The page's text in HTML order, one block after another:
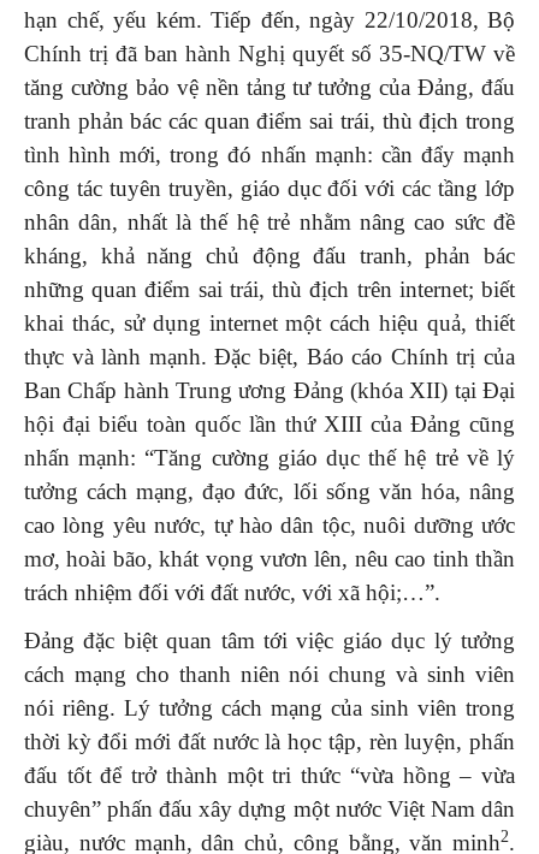
hạn chế, yếu kém. Tiếp đến, ngày 22/10/2018, Bộ
Chính trị đã ban hành Nghị quyết số 35-NQ/TW về
tăng cường bảo vệ nền tảng tư tưởng của Đảng, đấu
tranh phản bác các quan điểm sai trái, thù địch trong
tình hình mới, trong đó nhấn mạnh: cần đẩy mạnh
công tác tuyên truyền, giáo dục đối với các tầng lớp
nhân dân, nhất là thế hệ trẻ nhằm nâng cao sức đề
kháng, khả năng chủ động đấu tranh, phản bác
những quan điểm sai trái, thù địch trên internet; biết
khai thác, sử dụng internet một cách hiệu quả, thiết
thực và lành mạnh. Đặc biệt, Báo cáo Chính trị của
Ban Chấp hành Trung ương Đảng (khóa XII) tại Đại
hội đại biểu toàn quốc lần thứ XIII của Đảng cũng
nhấn mạnh: “Tăng cường giáo dục thế hệ trẻ về lý
tưởng cách mạng, đạo đức, lối sống văn hóa, nâng
cao lòng yêu nước, tự hào dân tộc, nuôi dưỡng ước
mơ, hoài bão, khát vọng vươn lên, nêu cao tinh thần
trách nhiệm đối với đất nước, với xã hội;…”.
Đảng đặc biệt quan tâm tới việc giáo dục lý tưởng
cách mạng cho thanh niên nói chung và sinh viên
nói riêng. Lý tưởng cách mạng của sinh viên trong
thời kỳ đổi mới đất nước là học tập, rèn luyện, phấn
đấu tốt để trở thành một tri thức “vừa hồng – vừa
chuyên” phấn đấu xây dựng một nước Việt Nam dân
giàu, nước mạnh, dân chủ, công bằng, văn minh2.